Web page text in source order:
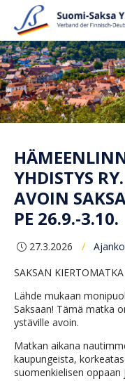
YHDISTYS
AVOIN
PE 26.9.-3.10.
27.3.2026 /
SAKSAN
Lähde mukaan
Saksaan! Tämä matka
ystäville avoin.
Matkan aikana
kaupungeista,
suomenkielisen